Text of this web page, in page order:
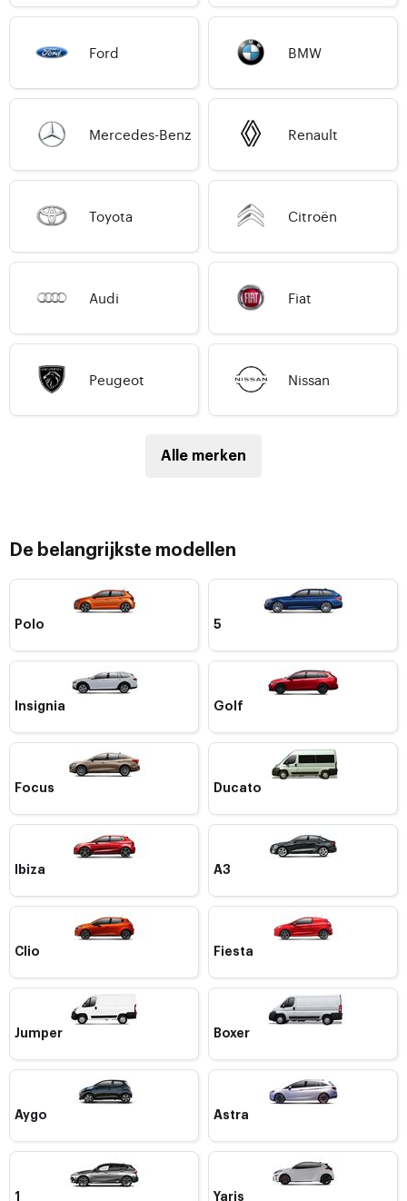
Ford BMW
Mercedes-Benz Renault
Toyota Citroën
Audi Fiat
Peugeot Nissan
Alle merken
De belangrijkste modellen
Polo 5
Insignia Golf
Focus Ducato
Ibiza A3
Clio Fiesta
Jumper Boxer
Aygo Astra
1 Yaris